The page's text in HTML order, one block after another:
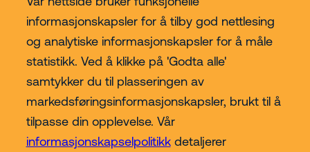
informasjonskapsler for å tilby god nettlesing
og analytiske informasjonskapsler for å måle
statistikk. Ved å klikke på 'Godta alle'
samtykker du til plasseringen av
markedsføringsinformasjonskapsler, brukt til å
tilpasse din opplevelse. Vår
informasjonskapselpolitikkdetaljerer
Kjøp hos Riwal Norge
Contact